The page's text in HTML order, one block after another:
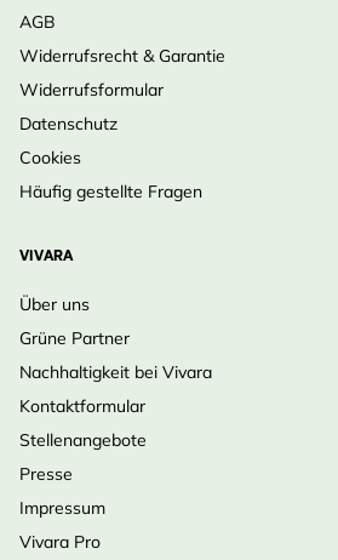
AGB
Widerrufsrecht & Garantie
Widerrufsformular
Datenschutz
Cookies
Häufig gestellte Fragen
VIVARA
Über uns
Grüne Partner
Nachhaltigkeit bei Vivara
Kontaktformular
Stellenangebote
Presse
Impressum
Vivara Pro